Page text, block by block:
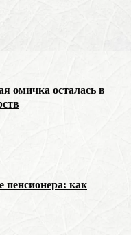
омичка осталась в
пенсионера: как